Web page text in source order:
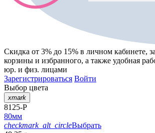
Скидка от 3% до 15% в личном кабинете,
корзины и избранного, а также удобная
юр. и физ. лицами
Зарегистрироваться Войти
Выбор цвета
xmark
8125-P
80мм
checkmark_alt_circleВыбрать